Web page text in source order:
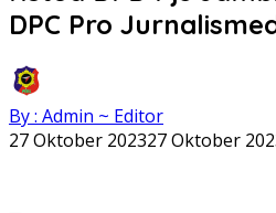
DPC Pro
By : Admin ~ Editor
27 Oktober 202327 Oktober